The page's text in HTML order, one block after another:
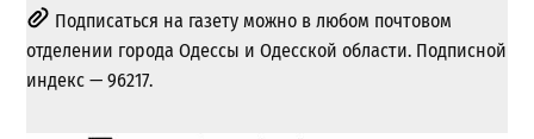
Подписаться на газету можно в любом почтовом
отделении города Одессы и Одесской области. Подписной
индекс — 96217.